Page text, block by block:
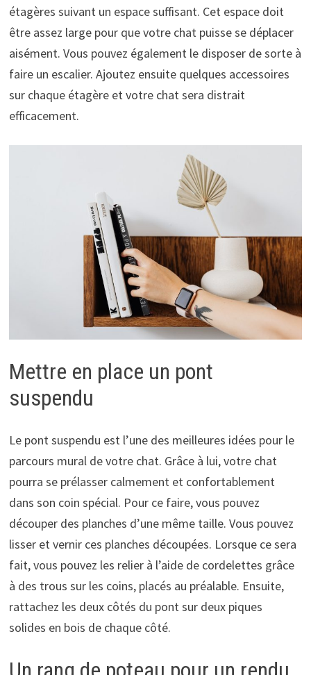
étagères suivant un espace suffisant. Cet espace doit
être assez large pour que votre chat puisse se déplacer
aisément. Vous pouvez également le disposer de sorte à
faire un escalier. Ajoutez ensuite quelques accessoires
sur chaque étagère et votre chat sera distrait
efficacement.
Mettre en place un pont
suspendu
Le pont suspendu est l’une des meilleures idées pour le
parcours mural de votre chat. Grâce à lui, votre chat
pourra se prélasser calmement et confortablement
dans son coin spécial. Pour ce faire, vous pouvez
découper des planches d’une même taille. Vous pouvez
lisser et vernir ces planches découpées. Lorsque ce sera
fait, vous pouvez les relier à l’aide de cordelettes grâce
à des trous sur les coins, placés au préalable. Ensuite,
rattachez les deux côtés du pont sur deux piques
solides en bois de chaque côté.